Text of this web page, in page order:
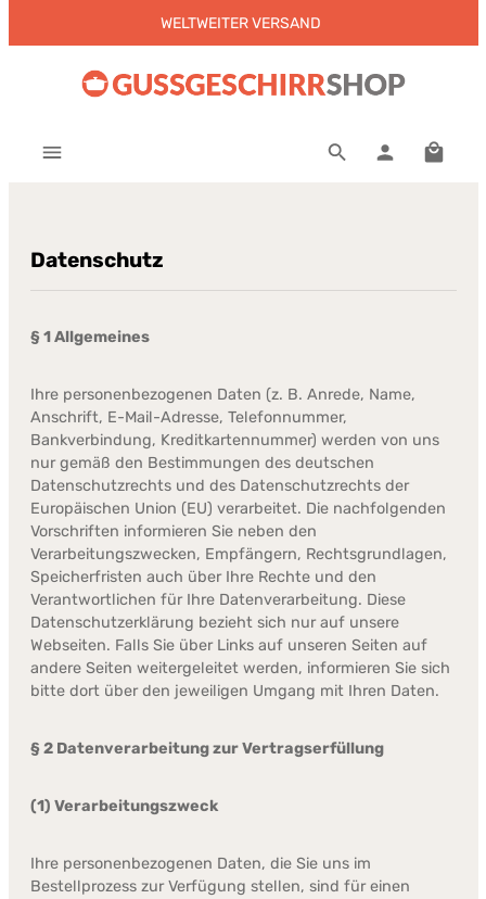
Zum Hauptinhalt springenWELTWEITER VERSAND
Datenschutz
§ 1 Allgemeines
Ihre personenbezogenen Daten (z. B. Anrede, Name,
Anschrift, E-Mail-Adresse, Telefonnummer,
Bankverbindung, Kreditkartennummer) werden von uns
nur gemäß den Bestimmungen des deutschen
Datenschutzrechts und des Datenschutzrechts der
Europäischen Union (EU) verarbeitet. Die nachfolgenden
Vorschriften informieren Sie neben den
Verarbeitungszwecken, Empfängern, Rechtsgrundlagen,
Speicherfristen auch über Ihre Rechte und den
Verantwortlichen für Ihre Datenverarbeitung. Diese
Datenschutzerklärung bezieht sich nur auf unsere
Webseiten. Falls Sie über Links auf unseren Seiten auf
andere Seiten weitergeleitet werden, informieren Sie sich
bitte dort über den jeweiligen Umgang mit Ihren Daten.
§ 2 Datenverarbeitung zur Vertragserfüllung
(1) Verarbeitungszweck
Ihre personenbezogenen Daten, die Sie uns im
Bestellprozess zur Verfügung stellen, sind für einen